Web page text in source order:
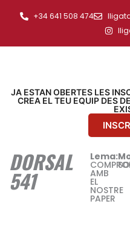
+34 641 508 474
JA ESTAN OBERTES LES
CREA EL TEU EQUIP DES
DORSAL
541
Lema:
AMB
EL
NOSTRE
PAPER